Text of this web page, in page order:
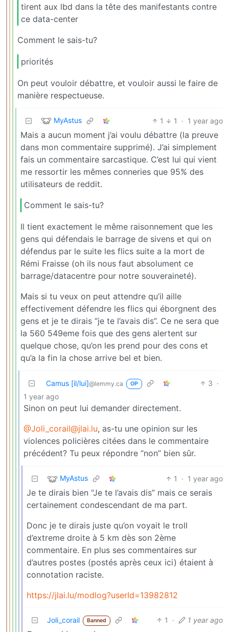
tirent aux lbd dans la tête des manifestants contre
ce data-center
Comment le sais-tu?
priorités
On peut vouloir débattre, et vouloir aussi le faire de
manière respectueuse.
MyAstus 1 1 · 1 year ago
Mais a aucun moment j’ai voulu débattre (la preuve
dans mon commentaire supprimé). J’ai simplement
fais un commentaire sarcastique. C’est lui qui vient
me ressortir les mêmes conneries que 95% des
utilisateurs de reddit.
Comment le sais-tu?
Il tient exactement le même raisonnement que les
gens qui défendais le barrage de sivens et qui on
défendus par le suite les flics suite a la mort de
Rémi Fraisse (oh ils nous faut absolument ce
barrage/datacentre pour notre souveraineté).
Mais si tu veux on peut attendre qu’il aille
effectivement défendre les flics qui éborgnent des
gens et je te dirais “je te l’avais dis”. Ce ne sera que
la 560 549eme fois que des gens alertent sur
quelque chose, qu’on les prend pour des cons et
qu’a la fin la chose arrive bel et bien.
Camus [il/lui]@lemmy.ca OP 3 ·
1 year ago
Sinon on peut lui demander directement.
@Joli_corail@jlai.lu, as-tu une opinion sur les
violences policières citées dans le commentaire
précédent? Tu peux répondre “non” bien sûr.
MyAstus 1 · 1 year ago
Je te dirais bien “Je te l’avais dis” mais ce serais
certainement condescendant de ma part.
Donc je te dirais juste qu’on voyait le troll
d’extreme droite à 5 km dès son 2ème
commentaire. En plus ses commentaires sur
d’autres postes (postés après ceux ici) étaient à
connotation raciste.
https://jlai.lu/modlog?userId=13982812
Joli_corail Banned 1 · 1 year ago